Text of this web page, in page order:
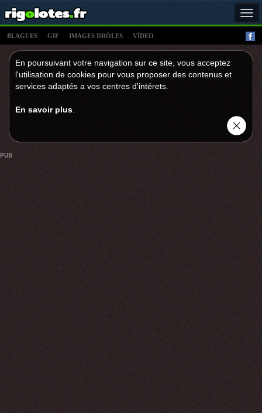
BLAGUES GIF IMAGES DRÔLES VÍDEO
En poursuivant votre navigation sur ce site, vous acceptez
l'utilisation de cookies pour vous proposer des contenus et
services adaptés a vos centres d'intérets.
En savoir plus
PUB